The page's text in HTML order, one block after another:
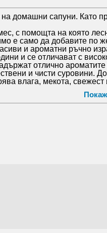
домашни сапуни. Като
с помощта на която
е само да добавите по
и ароматни ръчно
и се отличават с
отлично
и чисти суровини.
влага, мекота,
и има ниска